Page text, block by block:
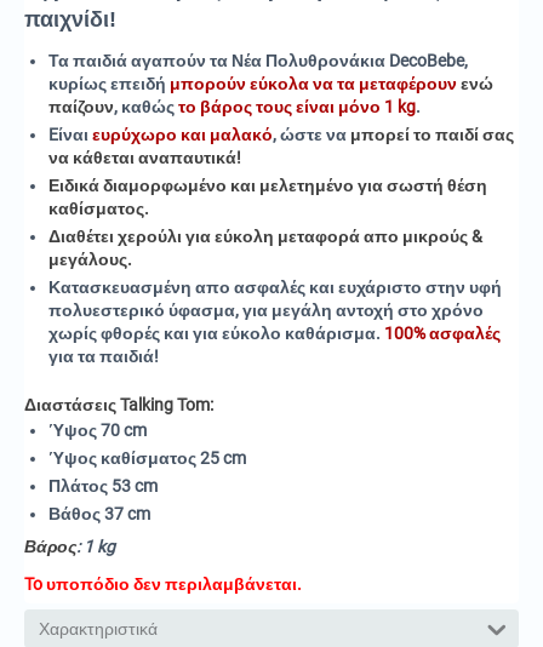
παιχνίδι!
Τα παιδιά αγαπούν τα Νέα Πολυθρονάκια DecoBebe,
κυρίως επειδή μπορούν εύκολα να τα μεταφέρουνενώ
παίζουν, καθώςτο βάρος τους είναι μόνο 1 kg.
Eίναι ευρύχωρο και μαλακό, ώστε να μπορεί το παιδί σας
να κάθεται αναπαυτικά!
Ειδικά διαμορφωμένο και μελετημένο για σωστή θέση
καθίσματος.
Διαθέτει χερούλι για εύκολη μεταφορά απο μικρούς &
μεγάλους.
Κατασκευασμένη απο ασφαλές και ευχάριστο στην υφή
πολυεστερικό ύφασμα, για μεγάλη αντοχή στο χρόνο
χωρίς φθορές και για εύκολο καθάρισμα. 100% ασφαλές
για τα παιδιά!
Διαστάσεις Talking Tom:
Ύψος 70 cm
Ύψος καθίσματος 25 cm
Πλάτος 53 cm
Βάθος 37 cm
Βάρος: 1 kg
To υποπόδιο δεν περιλαμβάνεται.
Χαρακτηριστικά